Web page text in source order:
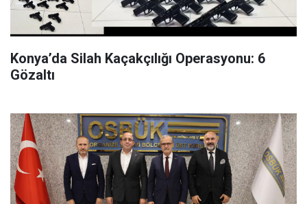
Konya’da Silah Kaçakçılığı Operasyonu: 6
Gözaltı